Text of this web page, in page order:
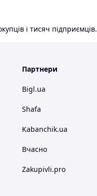
і тисяч підприємців.
Партнери
Bigl.ua
Shafa
Kabanchik.ua
Вчасно
Zakupivli.pro